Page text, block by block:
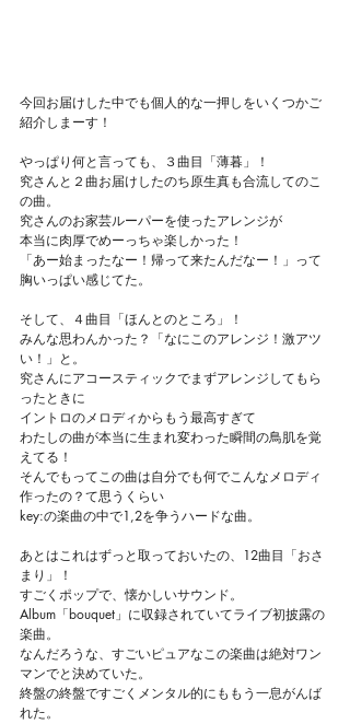
今回お届けした中でも個人的な一押しをいくつかご
紹介しまーす！
やっぱり何と言っても、３曲目「薄暮」！
究さんと２曲お届けしたのち原生真も合流してのこ
の曲。
究さんのお家芸ルーパーを使ったアレンジが
本当に肉厚でめーっちゃ楽しかった！
「あー始まったなー！帰って来たんだなー！」って
胸いっぱい感じてた。
そして、４曲目「ほんとのところ」！
みんな思わんかった？「なにこのアレンジ！激アツ
い！」と。
究さんにアコースティックでまずアレンジしてもら
ったときに
イントロのメロディからもう最高すぎて
わたしの曲が本当に生まれ変わった瞬間の鳥肌を覚
えてる！
そんでもってこの曲は自分でも何でこんなメロディ
作ったの？て思うくらい
key:の楽曲の中で1,2を争うハードな曲。
あとはこれはずっと取っておいたの、12曲目「おさ
まり」！
すごくポップで、懐かしいサウンド。
Album「bouquet」に収録されていてライブ初披露の
楽曲。
なんだろうな、すごいピュアなこの楽曲は絶対ワン
マンでと決めていた。
終盤の終盤ですごくメンタル的にももう一息がんば
れた。